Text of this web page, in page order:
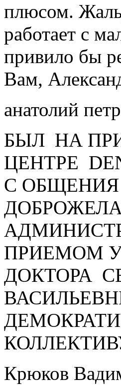
плюсом.
работает с
привило бы
Вам,
анатолий
БЫЛ НА
ЦЕНТРЕ
С
ПРИЕМОМ
ДОКТОРА
Крюков